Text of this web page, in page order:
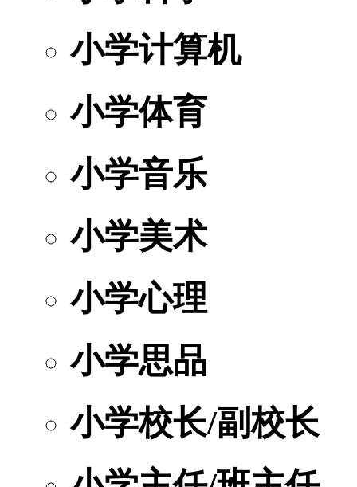
小学计算机
小学体育
小学音乐
小学美术
小学心理
小学思品
小学校长/副校长